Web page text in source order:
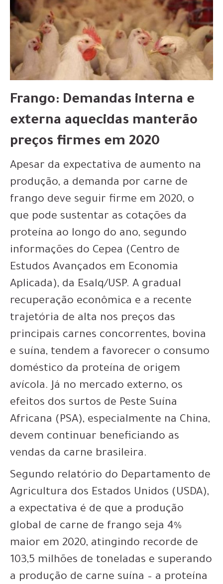
Frango: Demandas interna e
externa aquecidas manterão
preços firmes em 2020
Apesar da expectativa de aumento na
produção, a demanda por carne de
frango deve seguir firme em 2020, o
que pode sustentar as cotações da
proteína ao longo do ano, segundo
informações do Cepea (Centro de
Estudos Avançados em Economia
Aplicada), da Esalq/USP. A gradual
recuperação econômica e a recente
trajetória de alta nos preços das
principais carnes concorrentes, bovina
e suína, tendem a favorecer o consumo
doméstico da proteína de origem
avícola. Já no mercado externo, os
efeitos dos surtos de Peste Suína
Africana (PSA), especialmente na China,
devem continuar beneficiando as
vendas da carne brasileira.
Segundo relatório do Departamento de
Agricultura dos Estados Unidos (USDA),
a expectativa é de que a produção
global de carne de frango seja 4%
maior em 2020, atingindo recorde de
103,5 milhões de toneladas e superando
a produção de carne suína – a proteína